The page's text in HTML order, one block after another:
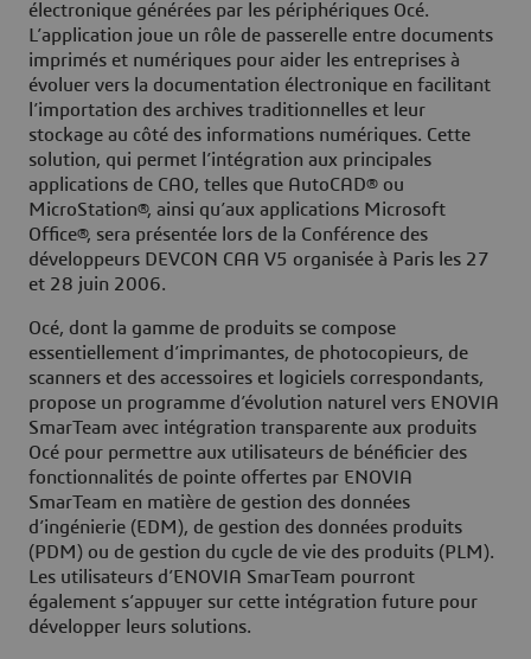
électronique générées par les périphériques Océ.
L’application joue un rôle de passerelle entre documents
imprimés et numériques pour aider les entreprises à
évoluer vers la documentation électronique en facilitant
l’importation des archives traditionnelles et leur
stockage au côté des informations numériques. Cette
solution, qui permet l’intégration aux principales
applications de CAO, telles que AutoCAD® ou
MicroStation®, ainsi qu’aux applications Microsoft
Office®, sera présentée lors de la Conférence des
développeurs DEVCON CAA V5 organisée à Paris les 27
et 28 juin 2006.
Océ, dont la gamme de produits se compose
essentiellement d’imprimantes, de photocopieurs, de
scanners et des accessoires et logiciels correspondants,
propose un programme d’évolution naturel vers ENOVIA
SmarTeam avec intégration transparente aux produits
Océ pour permettre aux utilisateurs de bénéficier des
fonctionnalités de pointe offertes par ENOVIA
SmarTeam en matière de gestion des données
d’ingénierie (EDM), de gestion des données produits
(PDM) ou de gestion du cycle de vie des produits (PLM).
Les utilisateurs d’ENOVIA SmarTeam pourront
également s’appuyer sur cette intégration future pour
développer leurs solutions.